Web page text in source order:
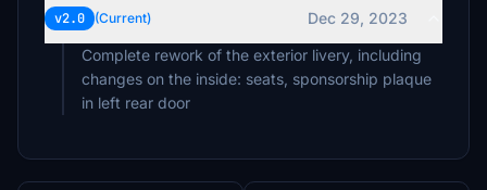
v2.0 (Current)
Dec 29, 2023
Complete rework of the exterior livery, including
changes on the inside: seats, sponsorship plaque
in left rear door